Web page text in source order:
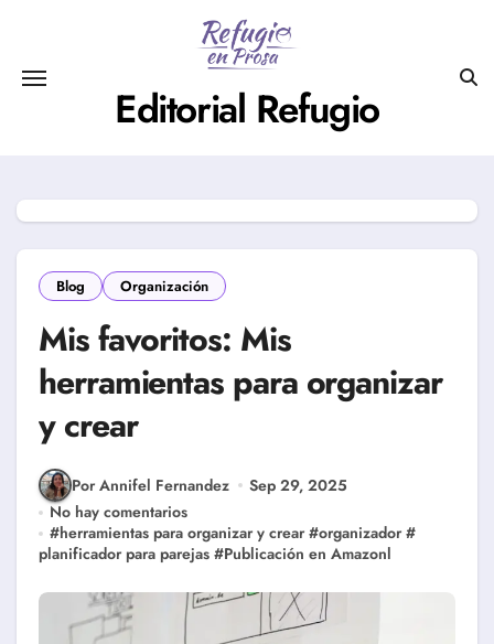
Editorial Refugio
Blog Organización
Mis favoritos: Mis
herramientas para organizar
y crear
Por Annifel Fernandez
Sep 29, 2025
No hay comentarios
#herramientas para organizar y crear #organizador #
planificador para parejas #Publicación en Amazonl